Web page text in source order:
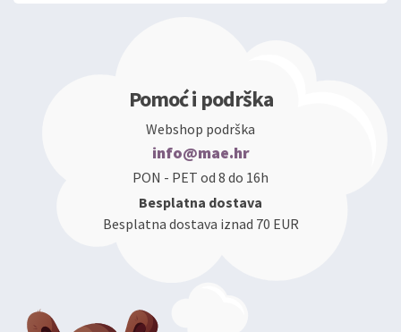
Pomoć i podrška
Webshop podrška
info@mae.hr
PON - PET od 8 do 16h
Besplatna dostava
Besplatna dostava iznad 70 EUR